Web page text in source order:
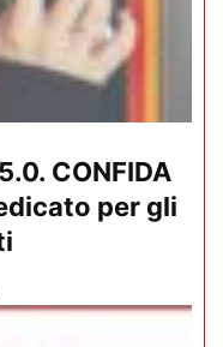
CONFIDA
per gli